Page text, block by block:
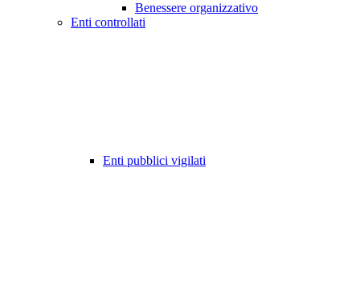
Benessere organizzativo
Enti controllati
Enti pubblici vigilati